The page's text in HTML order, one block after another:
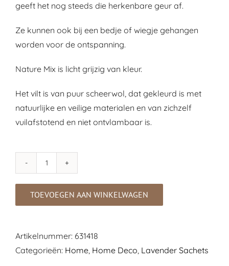
geeft het nog steeds die herkenbare geur af.
Ze kunnen ook bij een bedje of wiegje gehangen
worden voor de ontspanning.
Nature Mix is licht grijzig van kleur.
Het vilt is van puur scheerwol, dat gekleurd is met
natuurlijke en veilige materialen en van zichzelf
vuilafstotend en niet ontvlambaar is.
Sachet
|
aantal
TOEVOEGEN AAN WINKELWAGEN
Artikelnummer: 631418
Categorieën: Home, Home Deco, Lavender Sachets